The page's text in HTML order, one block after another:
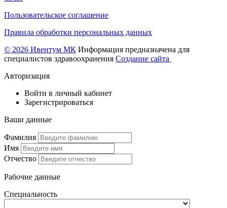
Пользовательское соглашение
Правила обработки персональных данных
© 2026 Ивентум МК Информация предназначена для
специалистов здравоохранения Создание сайта
Авторизация
Войти в личный кабинет
Зарегистрироваться
Ваши данные
Фамилия
Имя
Отчество
Рабочие данные
Специальность